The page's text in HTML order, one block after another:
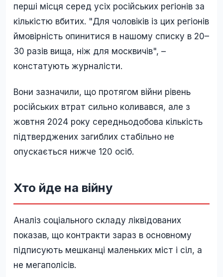
перші місця серед усіх російських регіонів за
кількістю вбитих. "Для чоловіків із цих регіонів
ймовірність опинитися в нашому списку в 20–
30 разів вища, ніж для москвичів", –
констатують журналісти.
Вони зазначили, що протягом війни рівень
російських втрат сильно коливався, але з
жовтня 2024 року середньодобова кількість
підтверджених загиблих стабільно не
опускається нижче 120 осіб.
Хто йде на війну
Аналіз соціального складу ліквідованих
показав, що контракти зараз в основному
підписують мешканці маленьких міст і сіл, а
не мегаполісів.